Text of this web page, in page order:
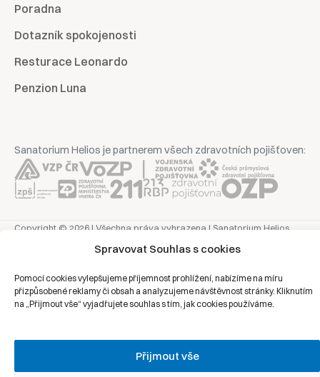
Spravovat Souhlas s cookies
Pomocí cookies vylepšujeme příjemnost prohlížení, nabízíme na míru
přizpůsobené reklamy či obsah a analyzujeme návštěvnost stránky. Kliknutím
na „Přijmout vše“ vyjadřujete souhlas s tím, jak cookies používáme.
Přijmout vše
Poradna
Dotazník spokojenosti
Resturace Leonardo
Penzion Luna
Sanatorium Helios je partnerem všech zdravotních pojišťoven:
Copyright © 2026 | Všechna práva vyhrazena | Sanatorium Helios
Právní prohlášení
Zásady cookies